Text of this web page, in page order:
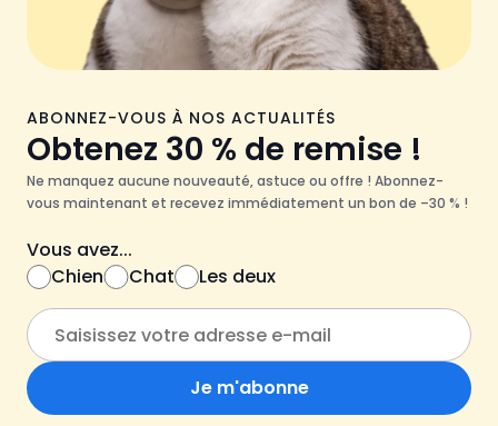
ABONNEZ-VOUS À NOS ACTUALITÉS
Obtenez 30 % de remise !
Ne manquez aucune nouveauté, astuce ou offre ! Abonnez-
vous maintenant et recevez immédiatement un bon de –30 % !
Vous avez...
Chien
Chat Les deux
Je m'abonne